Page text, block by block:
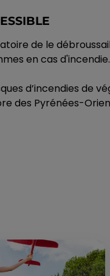
de le
en cas
d’incendies de
des Pyrénées-